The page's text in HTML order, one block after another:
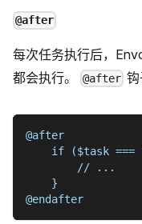
@after
每次任务执行后，
都会执行。
@after 钩
@after
if ($task ===
        // ...
    }
@endafter